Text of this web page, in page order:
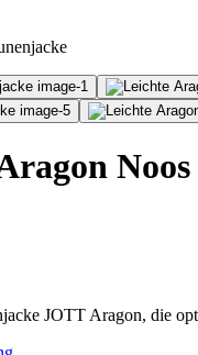
JOTT Aragon, die